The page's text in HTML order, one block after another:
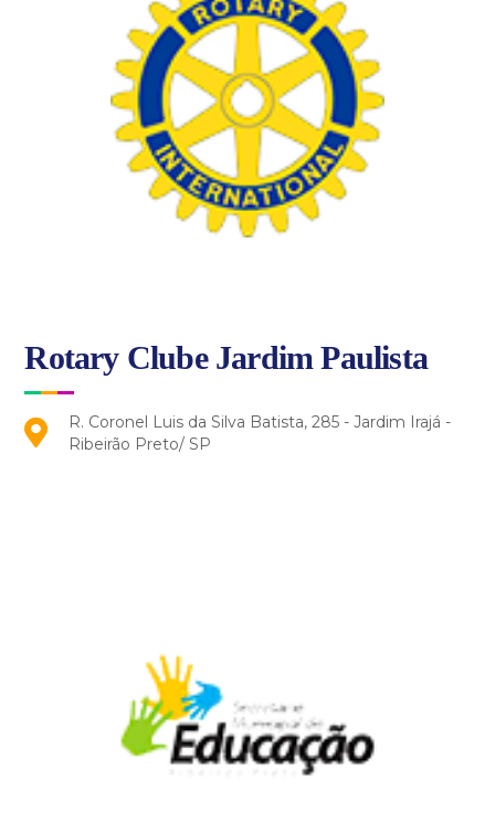
Rotary Clube Jardim Paulista
R. Coronel Luis da Silva Batista, 285 - Jardim Irajá -
Ribeirão Preto/ SP